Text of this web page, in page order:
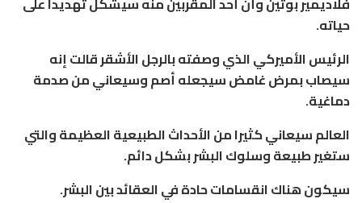
حياته.
الرئيس الأميركي الذي وصفته بالرجل الأشقر قالت إنه
سيصاب بمرض غامض سيجعله أصم وسيعاني من صدمة
دماغية.
العالم سيعاني كثيرا من الأحداث الطبيعية العظيمة والتي
ستغير طبيعة وسلوك البشر بشكل دائم.
سيكون هناك انقسامات حادة في العقائد بين البشر.